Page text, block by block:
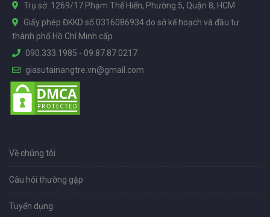
Trụ sở: 1269/17 Phạm Thế Hiển, Phường 5, Quận 8, HCM
Giấy phép ĐKKD số 0316086934 do sở kế hoạch và đầu tư
thành phố Hồ Chí Minh cấp
090.333.1985 - 09.87.87.0217
giasutainangtre.vn@gmail.com
Về chúng tôi
Câu hỏi thường gặp
Tuyển dụng